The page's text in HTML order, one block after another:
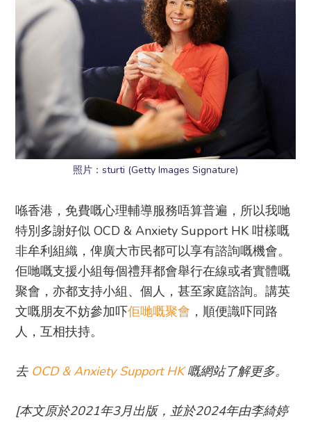
照片：sturti (Getty Images Signature)
喺香港，免費嘅心理輔導服務唔算普遍，所以我哋
特別多謝好似 OCD & Anxiety Support HK 咁樣嘅
非牟利組織，俾廣大市民都可以享有諮詢嘅機會。
佢哋嘅支援小組每個禮拜都會舉行在線或者實體嘅
聚會，亦都支持小組、個人，甚至家庭諮詢。講英
文嘅朋友不妨參加吓佢哋嘅聚會 ，順便識吓同路
人，互相扶持。
去 OCD & Anxiety Support HK嘅網站了解更多。
[本文原於2021年3月出版，並於2024年由李綺婷